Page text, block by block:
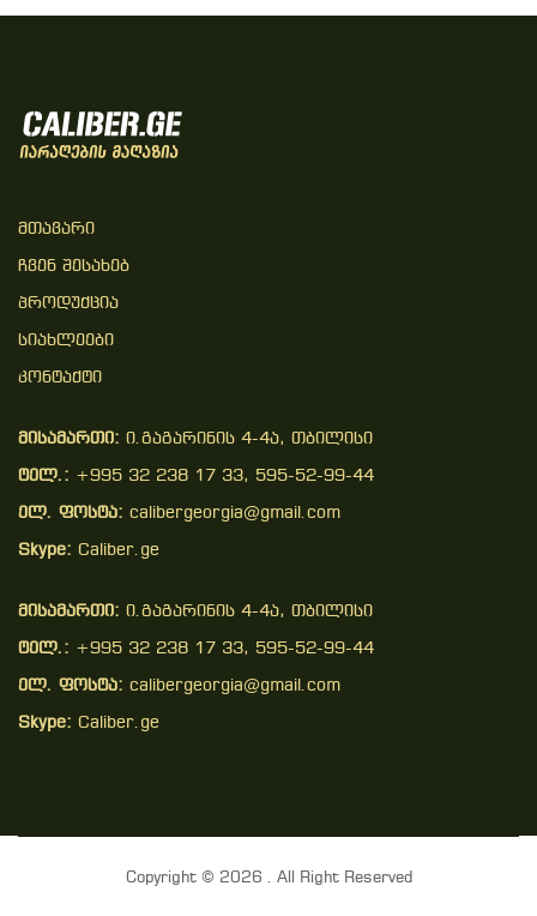
Მთავარი
Ჩვენ Შესახებ
Პროდუქცია
Სიახლეები
Კონტაქტი
მისამართი: ი.გაგარინის 4-4ა, თბილისი
ტელ.: +995 32 238 17 33, 595-52-99-44
ელ. ფოსტა: calibergeorgia@gmail.com
Skype: Caliber.ge
მისამართი: ი.გაგარინის 4-4ა, თბილისი
ტელ.: +995 32 238 17 33, 595-52-99-44
ელ. ფოსტა: calibergeorgia@gmail.com
Skype: Caliber.ge
Copyright © 2026 . All Right Reserved